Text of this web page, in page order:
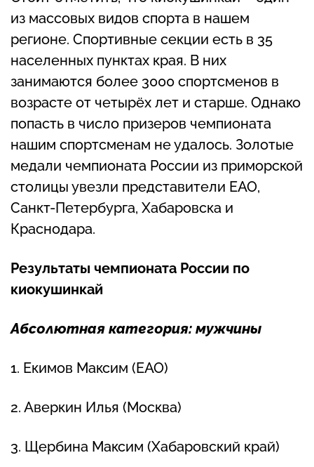
из массовых видов спорта в нашем
регионе. Спортивные секции есть в 35
населенных пунктах края. В них
занимаются более 3000 спортсменов в
возрасте от четырёх лет и старше. Однако
попасть в число призеров чемпионата
нашим спортсменам не удалось. Золотые
медали чемпионата России из приморской
столицы увезли представители ЕАО,
Санкт-Петербурга, Хабаровска и
Краснодара.
Результаты чемпионата России по
киокушинкай
Абсолютная категория: мужчины
1. Екимов Максим (ЕАО)
2. Аверкин Илья (Москва)
3. Щербина Максим (Хабаровский край)